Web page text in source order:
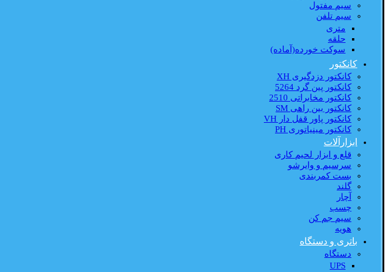
سیم مفتول
سیم تلفن
متری
حلقه
سوکت خورده(آماده)
کانکتور
کانکتور دزدگیری XH
کانکتور پین گرد 5264
کانکتور مخابراتی 2510
کانکتور بین راهی SM
کانکتور پاور قفل دار VH
کانکتور مینیاتوری PH
ابزارآلات
قلع و ابزار لحیم کاری
سرسیم و وایرشو
بست کمربندی
گلند
آچار
چسب
سیم جم کن
هویه
باتری و دستگاه
دستگاه
UPS